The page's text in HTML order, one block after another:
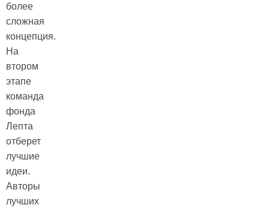
более
сложная
концепция.
На
втором
этапе
команда
фонда
Лепта
отберет
лучшие
идеи.
Авторы
лучших